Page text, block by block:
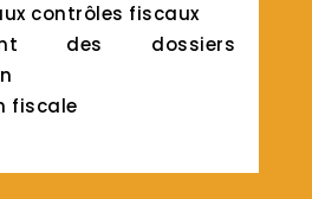
contrôles fiscaux
des dossiers
fiscale